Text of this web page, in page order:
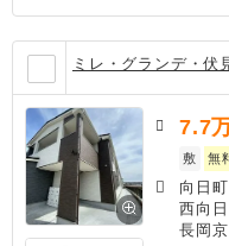
ミレ・グランデ・伏
7.7
敷
無
向日
西向
長岡